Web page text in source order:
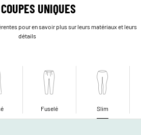
UNIQUES
pour en savoir plus sur leurs matériaux et leurs
détails
Fuselé Slim